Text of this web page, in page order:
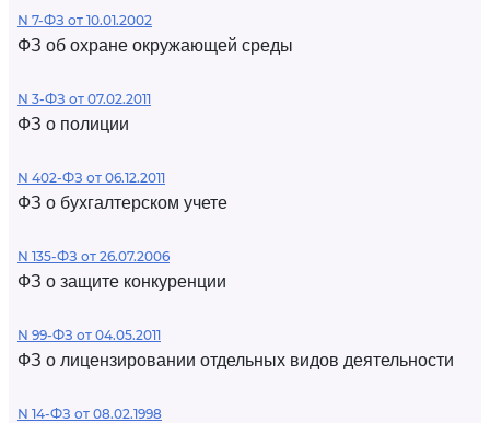
N 7-ФЗ от 10.01.2002
ФЗ об охране окружающей среды
N 3-ФЗ от 07.02.2011
ФЗ о полиции
N 402-ФЗ от 06.12.2011
ФЗ о бухгалтерском учете
N 135-ФЗ от 26.07.2006
ФЗ о защите конкуренции
N 99-ФЗ от 04.05.2011
ФЗ о лицензировании отдельных видов деятельности
N 14-ФЗ от 08.02.1998